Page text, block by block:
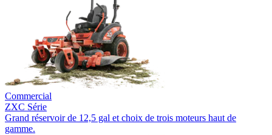
Commercial
ZXC Série
Grand réservoir de 12,5 gal et choix de trois moteurs haut de
gamme.